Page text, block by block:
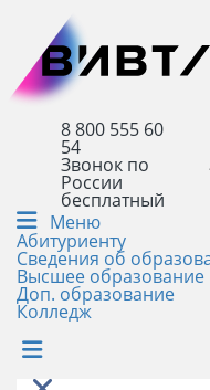
8 800 555 60
54
Звонок по
России
бесплатный
Меню
Абитуриенту
Сведения об
Высшее образование
Доп. образование
Колледж